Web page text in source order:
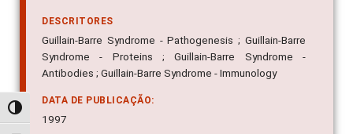
Alternar alto contraste
DESCRITORES
Guillain-Barre Syndrome - Pathogenesis ; Guillain-Barre
Syndrome - Proteins ; Guillain-Barre Syndrome -
Antibodies ; Guillain-Barre Syndrome - Immunology
DATA DE PUBLICAÇÃO:
1997